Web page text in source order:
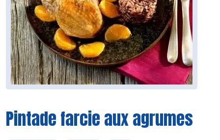
Pintade farcie aux agrumes